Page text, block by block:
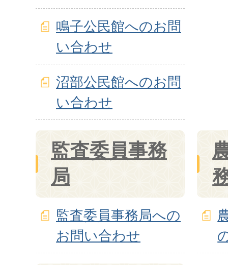
鳴子公民館へのお問
い合わせ
沼部公民館へのお問
い合わせ
監査委員事務
局
監査委員事務局への
お問い合わせ